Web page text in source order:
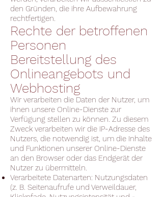
den Gründen, die ihre Aufbewahrung
rechtfertigen.
Rechte der betroffenen
Personen
Bereitstellung des
Onlineangebots und
Webhosting
Wir verarbeiten die Daten der Nutzer, um
ihnen unsere Online-Dienste zur
Verfügung stellen zu können. Zu diesem
Zweck verarbeiten wir die IP-Adresse des
Nutzers, die notwendig ist, um die Inhalte
und Funktionen unserer Online-Dienste
an den Browser oder das Endgerät der
Nutzer zu übermitteln.
Verarbeitete Datenarten: Nutzungsdaten
(z. B. Seitenaufrufe und Verweildauer,